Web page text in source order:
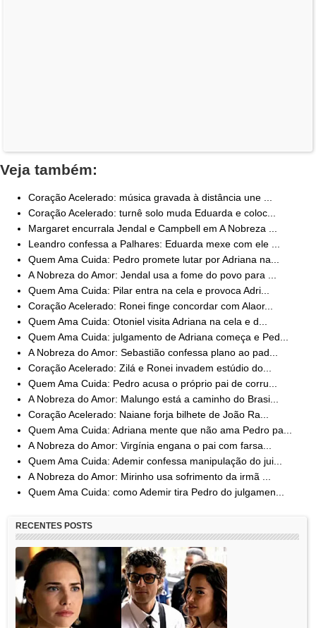
Veja também:
Coração Acelerado: música gravada à distância une ...
Coração Acelerado: turnê solo muda Eduarda e coloc...
Margaret encurrala Jendal e Campbell em A Nobreza ...
Leandro confessa a Palhares: Eduarda mexe com ele ...
Quem Ama Cuida: Pedro promete lutar por Adriana na...
A Nobreza do Amor: Jendal usa a fome do povo para ...
Quem Ama Cuida: Pilar entra na cela e provoca Adri...
Coração Acelerado: Ronei finge concordar com Alaor...
Quem Ama Cuida: Otoniel visita Adriana na cela e d...
Quem Ama Cuida: julgamento de Adriana começa e Ped...
A Nobreza do Amor: Sebastião confessa plano ao pad...
Coração Acelerado: Zilá e Ronei invadem estúdio do...
Quem Ama Cuida: Pedro acusa o próprio pai de corru...
A Nobreza do Amor: Malungo está a caminho do Brasi...
Coração Acelerado: Naiane forja bilhete de João Ra...
Quem Ama Cuida: Adriana mente que não ama Pedro pa...
A Nobreza do Amor: Virgínia engana o pai com farsa...
Quem Ama Cuida: Ademir confessa manipulação do jui...
A Nobreza do Amor: Mirinho usa sofrimento da irmã ...
Quem Ama Cuida: como Ademir tira Pedro do julgamen...
RECENTES POSTS